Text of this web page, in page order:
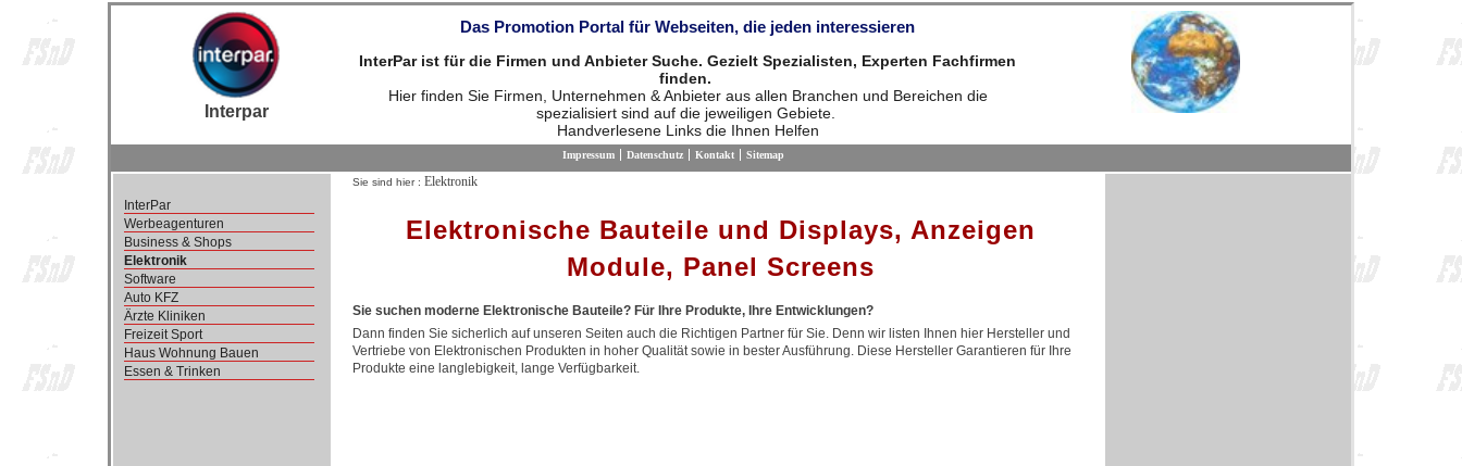
Interpar
Das Promotion Portal für Webseiten, die jeden interessieren
InterPar ist für die Firmen und Anbieter Suche. Gezielt Spezialisten, Experten Fachfirmen
finden.
Hier finden Sie Firmen, Unternehmen & Anbieter aus allen Branchen und Bereichen die
spezialisiert sind auf die jeweiligen Gebiete.
Handverlesene Links die Ihnen Helfen
Impressum Datenschutz Kontakt Sitemap
InterPar
Werbeagenturen
Business & Shops
Elektronik
Software
Auto KFZ
Ärzte Kliniken
Freizeit Sport
Haus Wohnung Bauen
Essen & Trinken
Sie sind hier : Elektronik
Elektronische Bauteile und Displays, Anzeigen
Module, Panel Screens
Sie suchen moderne Elektronische Bauteile? Für Ihre Produkte, Ihre Entwicklungen?
Dann finden Sie sicherlich auf unseren Seiten auch die Richtigen Partner für Sie. Denn wir listen Ihnen hier Hersteller und
Vertriebe von Elektronischen Produkten in hoher Qualität sowie in bester Ausführung. Diese Hersteller Garantieren für Ihre
Produkte eine langlebigkeit, lange Verfügbarkeit.